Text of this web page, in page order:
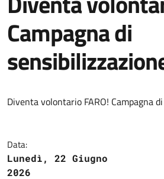
Campagna di
Diventa volontario FARO! Campagna
Data:
Lunedì, 22 Giugno
2026